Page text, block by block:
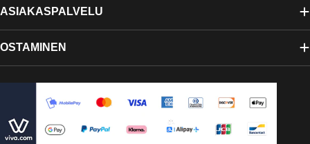
ASIAKASPALVELU
OSTAMINEN